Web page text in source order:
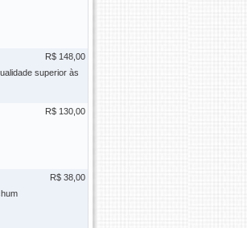
R$ 148,00
superior às
R$ 130,00
R$ 38,00